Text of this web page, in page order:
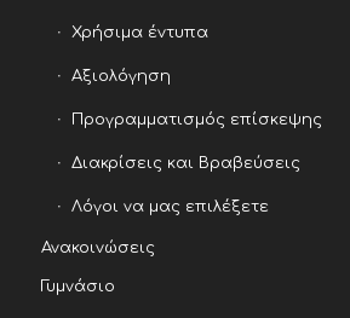
Χρήσιμα έντυπα
Αξιολόγηση
Προγραμματισμός επίσκεψης
Διακρίσεις και Βραβεύσεις
Λόγοι να μας επιλέξετε
Ανακοινώσεις
Γυμνάσιο